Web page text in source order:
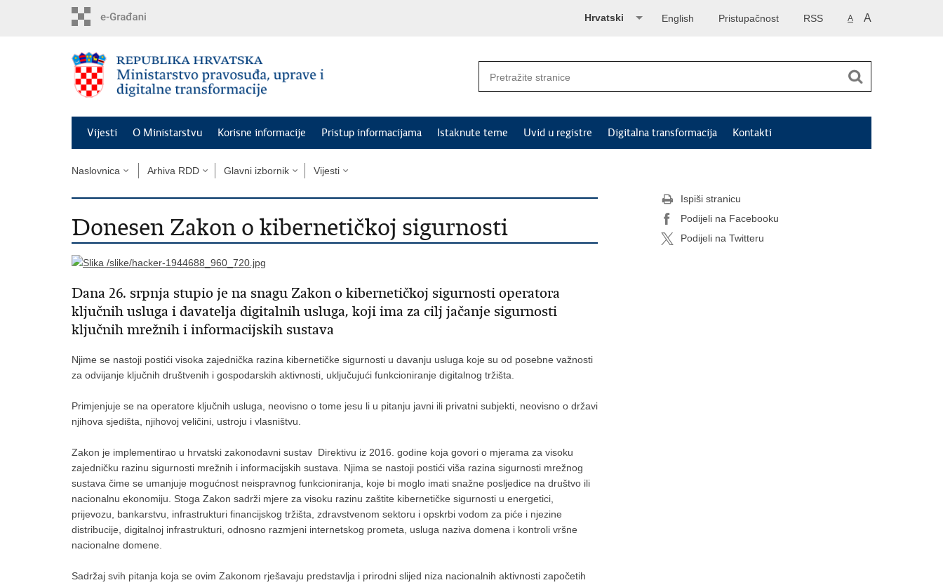
A A
RSS
Pristupačnost
English
Hrvatski
Vijesti O Ministarstvu Korisne informacije Pristup informacijama Istaknute teme Uvid u registre Digitalna transformacija Kontakti
Naslovnica Arhiva RDD Glavni izbornik Vijesti
Donesen Zakon o kibernetičkoj sigurnosti
Dana 26. srpnja stupio je na snagu Zakon o kibernetičkoj sigurnosti operatora
ključnih usluga i davatelja digitalnih usluga, koji ima za cilj jačanje sigurnosti
ključnih mrežnih i informacijskih sustava
Njime se nastoji postići visoka zajednička razina kibernetičke sigurnosti u davanju usluga koje su od posebne važnosti
za odvijanje ključnih društvenih i gospodarskih aktivnosti, uključujući funkcioniranje digitalnog tržišta.
Primjenjuje se na operatore ključnih usluga, neovisno o tome jesu li u pitanju javni ili privatni subjekti, neovisno o državi
njihova sjedišta, njihovoj veličini, ustroju i vlasništvu.
Zakon je implementirao u hrvatski zakonodavni sustav Direktivu iz 2016. godine koja govori o mjerama za visoku
zajedničku razinu sigurnosti mrežnih i informacijskih sustava. Njima se nastoji postići viša razina sigurnosti mrežnog
sustava čime se umanjuje mogućnost neispravnog funkcioniranja, koje bi moglo imati snažne posljedice na društvo ili
nacionalnu ekonomiju. Stoga Zakon sadrži mjere za visoku razinu zaštite kibernetičke sigurnosti u energetici,
prijevozu, bankarstvu, infrastrukturi financijskog tržišta, zdravstvenom sektoru i opskrbi vodom za piće i njezine
distribucije, digitalnoj infrastrukturi, odnosno razmjeni internetskog prometa, usluga naziva domena i kontroli vršne
nacionalne domene.
Sadržaj svih pitanja koja se ovim Zakonom rješavaju predstavlja i prirodni slijed niza nacionalnih aktivnosti započetih
Ispiši stranicu
Podijeli na Facebooku
Podijeli na Twitteru